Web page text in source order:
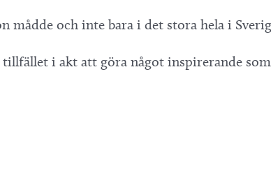
och inte bara i det stora hela i
i akt att göra något inspirerande